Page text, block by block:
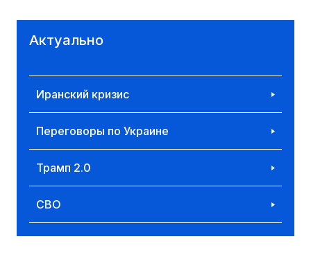
Актуально
Иранский кризис
Переговоры по Украине
Трамп 2.0
СВО